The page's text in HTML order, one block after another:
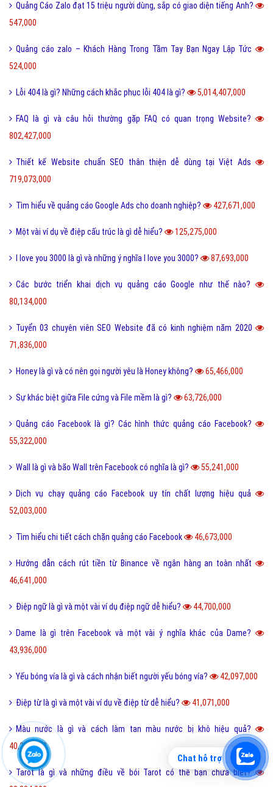
Quảng Cáo Zalo đạt 15 triệu người dùng, sắp có giao diện tiếng Anh?
547,000
Quảng cáo zalo – Khách Hàng Trong Tầm Tay Bạn Ngay Lập Tức
524,000
Lỗi 404 là gì? Những cách khắc phục lỗi 404 là gì? 5,014,407,000
FAQ là gì và câu hỏi thường gặp FAQ có quan trọng Website?
802,427,000
Thiết kế Website chuẩn SEO thân thiện dễ dùng tại Việt Ads
719,073,000
Tìm hiểu về quảng cáo Google Ads cho doanh nghiệp? 427,671,000
Một vài ví dụ về điệp cấu trúc là gì dễ hiểu? 125,275,000
I love you 3000 là gì và những ý nghĩa I love you 3000? 87,693,000
Các bước triển khai dịch vụ quảng cáo Google như thế nào?
80,134,000
Tuyển 03 chuyên viên SEO Website đã có kinh nghiệm năm 2020
71,836,000
Honey là gì và có nên gọi người yêu là Honey không? 65,466,000
Sự khác biệt giữa File cứng và File mềm là gì? 63,726,000
Quảng cáo Facebook là gì? Các hình thức quảng cáo Facebook?
55,322,000
Wall là gì và bão Wall trên Facebook có nghĩa là gì? 55,241,000
Dịch vụ chạy quảng cáo Facebook uy tín chất lượng hiệu quả
52,003,000
Tìm hiểu chi tiết cách chặn quảng cáo Facebook 46,673,000
Hướng dẫn cách rút tiền từ Binance về ngân hàng an toàn nhất
46,641,000
Điệp ngữ là gì và một vài ví dụ điệp ngữ dễ hiểu? 44,700,000
Dame là gì trên Facebook và một vài ý nghĩa khác của Dame?
43,936,000
Yếu bóng vía là gì và cách nhận biết người yếu bóng vía? 42,097,000
Điệp từ là gì và một vài ví dụ về điệp từ dễ hiểu? 41,071,000
Màu nước là gì và cách làm tan màu nước bị khô hiệu quả?
40,266,000
Tarot là gì và những điều về bói Tarot có thể bạn chưa biết?
Chat hỗ trợ